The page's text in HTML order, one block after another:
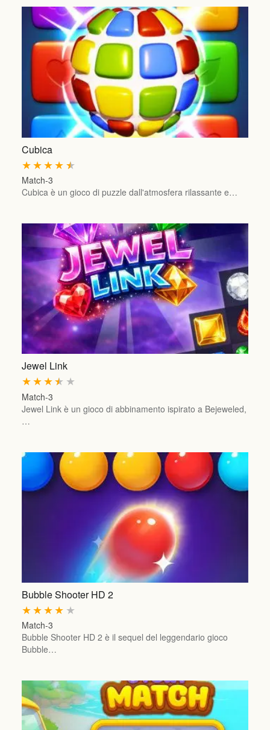
Cubica
★
★
★
★
★
Match-3
Cubica è un gioco di puzzle dall'atmosfera rilassante e…
Jewel Link
★
★
★
★
★
Match-3
Jewel Link è un gioco di abbinamento ispirato a Bejeweled,
…
Bubble Shooter HD 2
★
★
★
★
★
Match-3
Bubble Shooter HD 2 è il sequel del leggendario gioco
Bubble…